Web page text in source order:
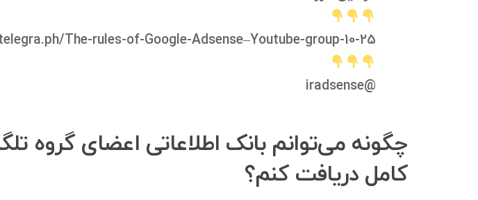
The-rules-of-Google-Adsense–Youtube-group-10-25
@iradsense
چگونه می‌توانم بانک اطلاعاتی اعضای گروه
کامل دریافت کنم؟